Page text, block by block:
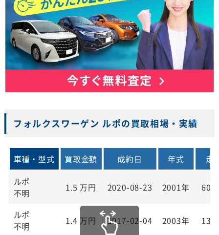
フォルクスワーゲン ルポの買取相場・実績
車種・型式 買取金額 成約日 年式
走
ルポ
不明
1.5 万円 2020-08-23 2001年
ルポ
不明
1.4 万円 2017-02-04 2003年